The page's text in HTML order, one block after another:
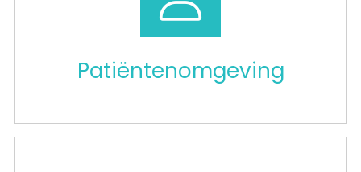
Patiëntenomgeving